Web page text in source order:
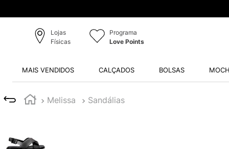
Lojas
Físicas
Programa
Love Points
MAIS VENDIDOS CALÇADOS BOLSAS
Melissa Sandálias